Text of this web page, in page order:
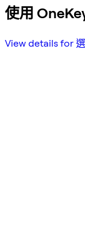
使用
View details for